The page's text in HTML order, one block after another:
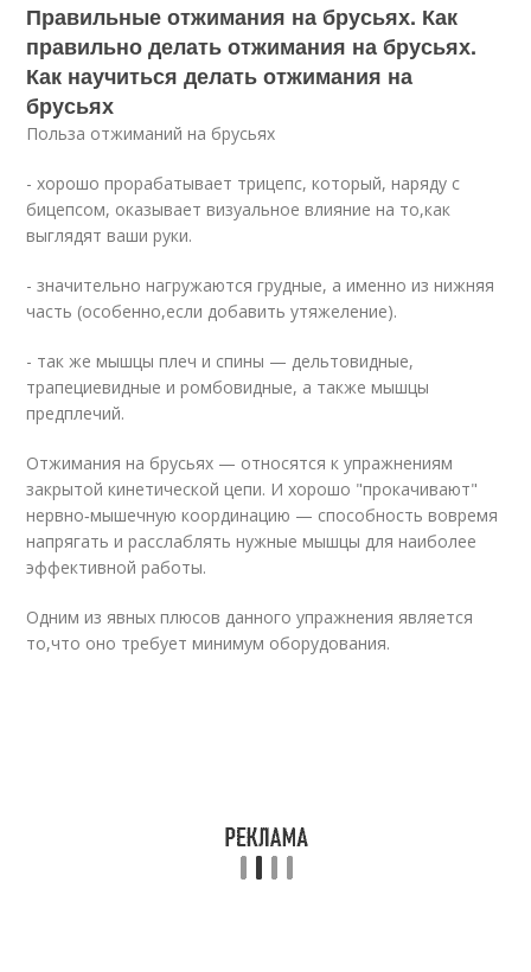
Правильные отжимания на брусьях. Как
правильно делать отжимания на брусьях.
Как научиться делать отжимания на
брусьях
Польза отжиманий на брусьях
- хорошо прорабатывает трицепс, который, наряду с
бицепсом, оказывает визуальное влияние на то,как
выглядят ваши руки.
- значительно нагружаются грудные, а именно из нижняя
часть (особенно,если добавить утяжеление).
- так же мышцы плеч и спины — дельтовидные,
трапециевидные и ромбовидные, а также мышцы
предплечий.
Отжимания на брусьях — относятся к упражнениям
закрытой кинетической цепи. И хорошо "прокачивают"
нервно‑мышечную координацию — способность вовремя
напрягать и расслаблять нужные мышцы для наиболее
эффективной работы.
Одним из явных плюсов данного упражнения является
то,что оно требует минимум оборудования.